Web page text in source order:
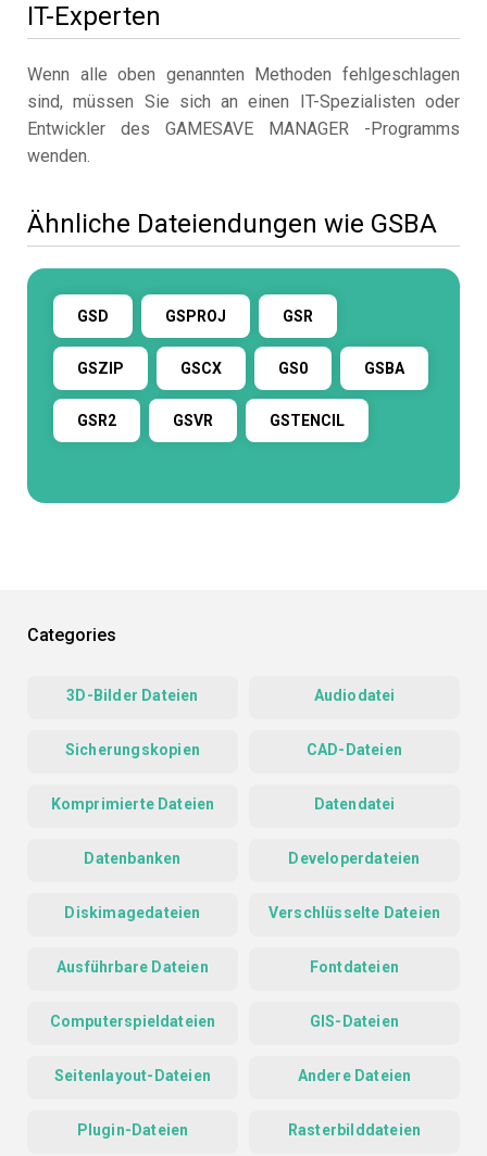
IT-Experten
Wenn alle oben genannten Methoden fehlgeschlagen
sind, müssen Sie sich an einen IT-Spezialisten oder
Entwickler des GAMESAVE MANAGER -Programms
wenden.
Ähnliche Dateiendungen wie GSBA
GSD GSPROJ GSR
GSZIP GSCX GS0 GSBA
GSR2 GSVR GSTENCIL
Categories
3D-Bilder Dateien Audiodatei
Sicherungskopien CAD-Dateien
Komprimierte Dateien Datendatei
Datenbanken Developerdateien
Diskimagedateien Verschlüsselte Dateien
Ausführbare Dateien Fontdateien
Computerspieldateien GIS-Dateien
Seitenlayout-Dateien Andere Dateien
Plugin-Dateien Rasterbilddateien